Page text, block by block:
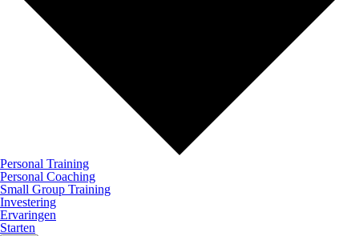
Personal Training
Personal Coaching
Small Group Training
Investering
Ervaringen
Starten